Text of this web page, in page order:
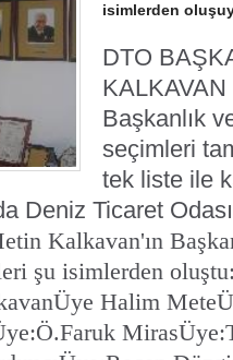
isimlerden
DTO
Başkanlık
seçimleri
tek liste ile
Deniz Ticaret
Kalkavan'ın
şu isimlerden
Üye Halim Mete
Miras